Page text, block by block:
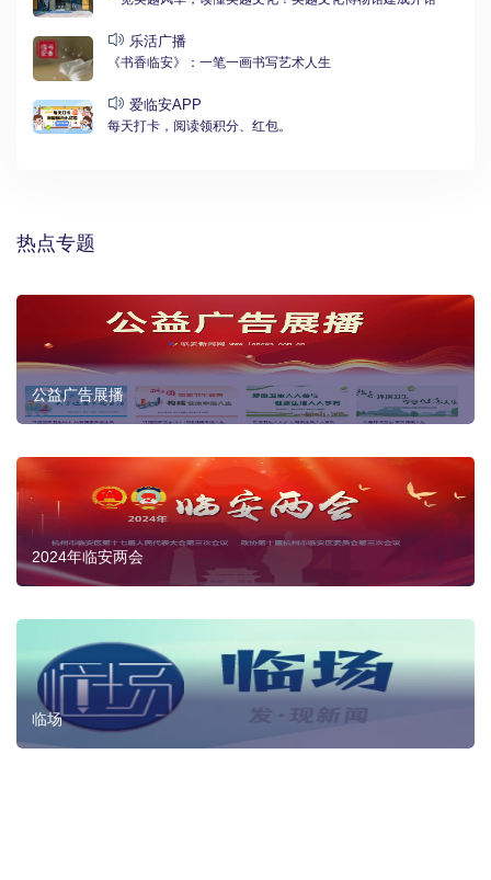
乐活广播
《书香临安》：一笔一画书写艺术人生
爱临安APP
每天打卡，阅读领积分、红包。
热点专题
公益广告展播
2024年临安两会
临场